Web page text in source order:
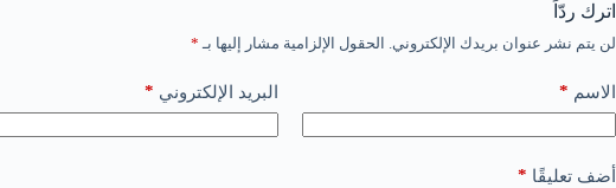
اترك ردّاً
لن يتم نشر عنوان بريدك الإلكتروني. الحقول الإلزامية مشار إليها بـ *
الاسم * البريد الإلكتروني *
أضف تعليقًا *